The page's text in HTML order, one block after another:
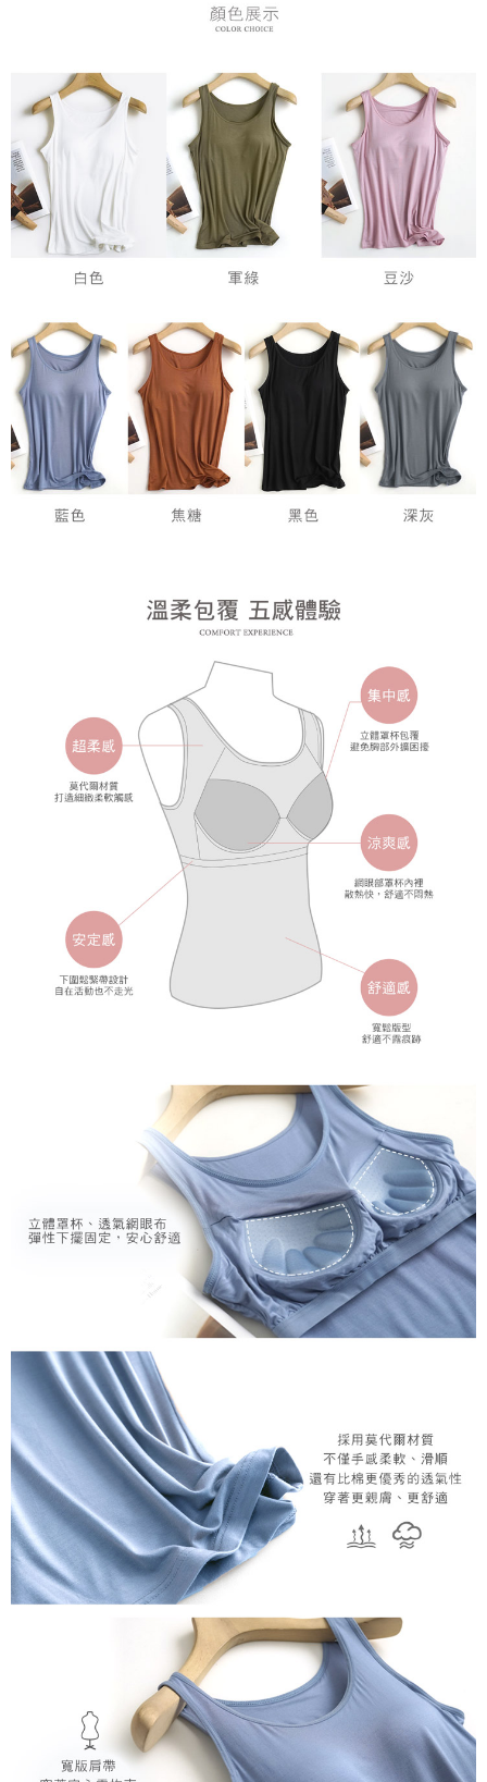
購買商品的店家。未經商家同意取消之訂單仍視為有效，需透過AFTEE先享
客戶支援中心」https://netprotections.freshdesk.com/support/home
【注意事項】
１．透過由恩沛科技股份有限公司提供之「AFTEE先享後付」服務完成之交
易，需依本服務之必要範圍內提供個人資料，並將交易相關給付款項請求債
權轉讓予恩沛科技股份有限公司。
２．關於個人資料處理事宜，請瀏覽以下網址：
https://aftee.tw/terms/#terms3
３．未成年的使用者請事先徵得法定代理人或監護人之同意方可使用
時審查核予不同之上限額度；若仍有額度不足之情形，本公司將視審查結果
請求用戶進行身份認證。
５．嚴禁一人註冊多個帳號或使用他人資訊註冊。若發現惡意使用之情形，
恩沛科技股份有限公司將有權停止該用戶之使用額度並採取法律行動。
每筆NT$80，滿NT$899(含以上)免運費
每筆NT$80，滿NT$899(含以上)免運費
黑貓宅急便
每筆NT$80，滿NT$899(含以上)免運費